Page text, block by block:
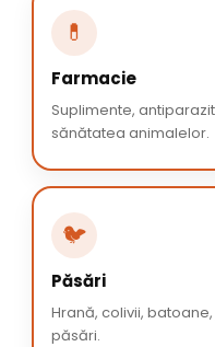
💊
Farmacie
Suplimente,
sănătatea animalelor.
🐦
Păsări
Hrană, colivii,
păsări.